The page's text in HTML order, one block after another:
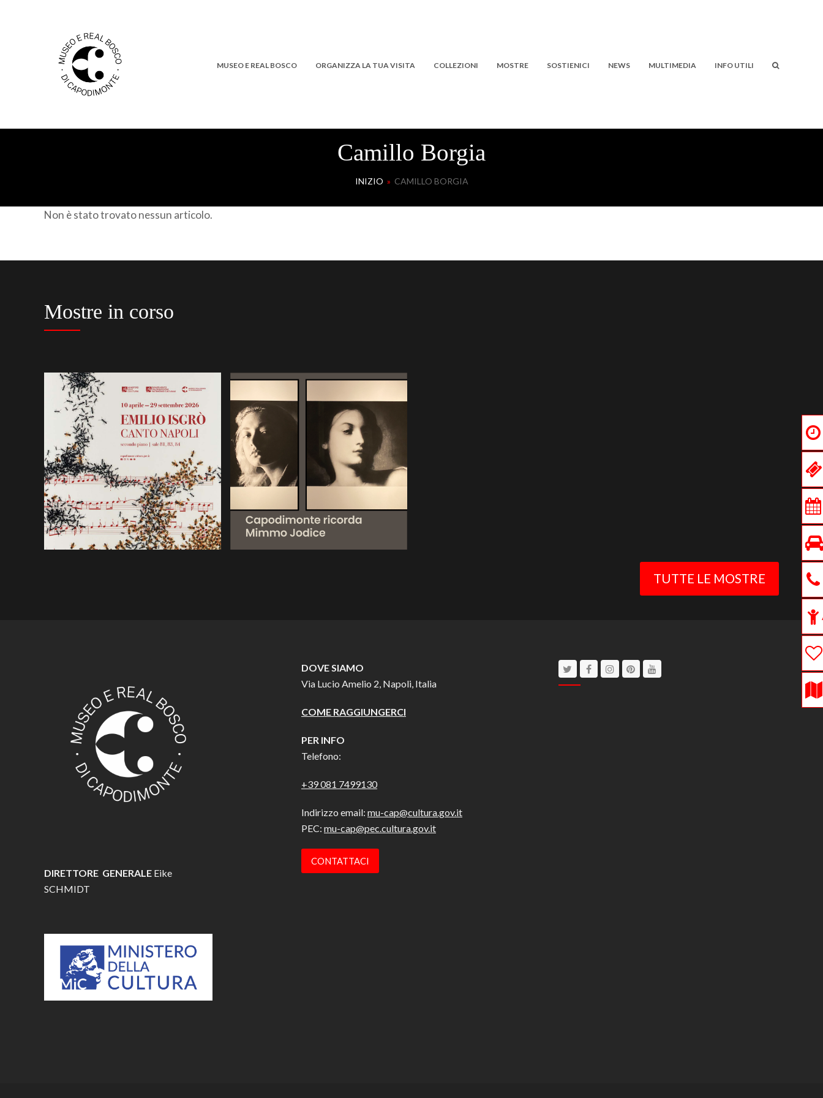
MUSEO E REAL BOSCO ORGANIZZA LA TUA VISITA COLLEZIONI MOSTRE SOSTIENICI NEWS MULTIMEDIA INFO UTILI
Camillo Borgia
INIZIO » CAMILLO BORGIA
Non è stato trovato nessun articolo.
Mostre in corso
TUTTE LE MOSTRE
DIRETTORE GENERALE Eike
SCHMIDT
DOVE SIAMO
Via Lucio Amelio 2, Napoli, Italia
COME RAGGIUNGERCI
PER INFO
Telefono:
+39 081 7499130
Indirizzo email: mu-cap@cultura.gov.it
PEC: mu-cap@pec.cultura.gov.it
CONTATTACI
TwitterFacebookInstagram
PinterestYoutube